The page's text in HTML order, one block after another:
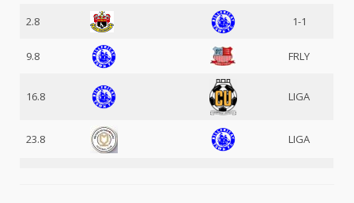
2.8 1-1
9.8 FRLY
16.8 LIGA
23.8 LIGA